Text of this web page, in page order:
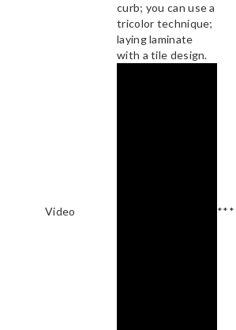
curb; you can use a
tricolor technique;
laying laminate
with a tile design.
Video ***